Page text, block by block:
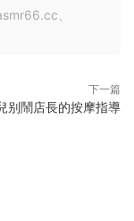
、
下一篇
别鬧店長的按摩指導